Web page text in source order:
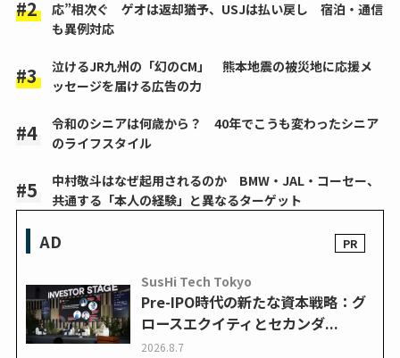
応”相次ぐ ゲオは返却猶予、USJは払い戻し 宿泊・通信
も異例対応
泣けるJR九州の「幻のCM」 熊本地震の被災地に応援メ
ッセージを届ける広告の力
令和のシニアは何歳から？ 40年でこうも変わったシニア
のライフスタイル
中村敬斗はなぜ起用されるのか BMW・JAL・コーセー、
共通する「本人の経験」と異なるターゲット
AD
SusHi Tech Tokyo
Pre-IPO時代の新たな資本戦略：グ
ロースエクイティとセカンダ...
2026.8.7